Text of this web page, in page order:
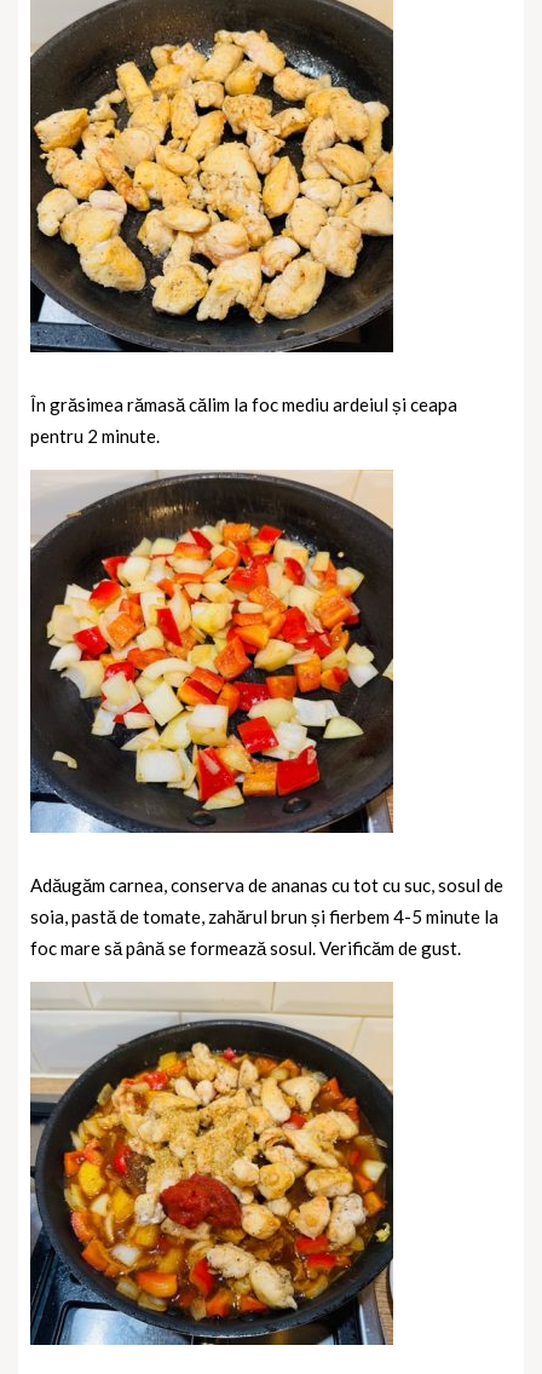
În grăsimea rămasă călim la foc mediu ardeiul și ceapa
pentru 2 minute.
Adăugăm carnea, conserva de ananas cu tot cu suc, sosul de
soia, pastă de tomate, zahărul brun și fierbem 4-5 minute la
foc mare să până se formează sosul. Verificăm de gust.